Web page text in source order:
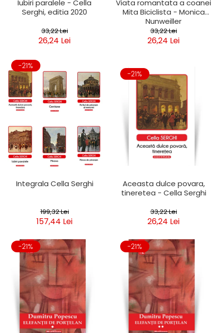
Iubiri paralele - Cella
Serghi, editia 2020
33,22 Lei
26,24 Lei
Viata romantata a coanei
Mita Biciclista - Monica
Nunweiller
33,22 Lei
26,24 Lei
-21%
Integrala Cella Serghi
199,32 Lei
157,44 Lei
-21%
Aceasta dulce povara,
tineretea - Cella Serghi
33,22 Lei
26,24 Lei
-21% -21%